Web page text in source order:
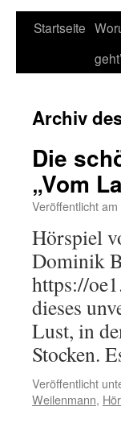
Startseite
Archiv
Die
„Vom
Veröffentlicht am
Hörspiel
Dominik
https://
dieses
Lust, in
Stocken.
Veröffentlicht
Weilenmann,